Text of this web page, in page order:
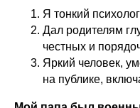
Я тонкий
Дал родителям
честных и
Яркий человек,
на публике,